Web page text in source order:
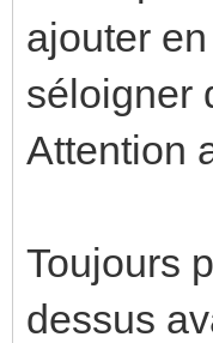
ajouter
séloigner
Attention
Toujours
dessus